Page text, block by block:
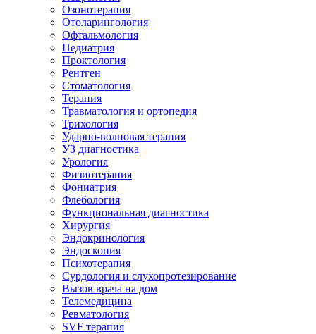
Озонотерапия
Отоларингология
Офтальмология
Педиатрия
Проктология
Рентген
Стоматология
Терапия
Травматология и ортопедия
Трихология
Ударно-волновая терапия
УЗ диагностика
Урология
Физиотерапия
Фониатрия
Флебология
Функциональная диагностика
Хирургия
Эндокринология
Эндоскопия
Психотерапия
Сурдология и слухопротезирование
Вызов врача на дом
Телемедицина
Ревматология
SVF терапия